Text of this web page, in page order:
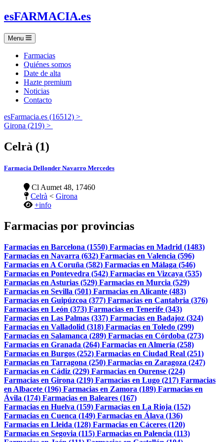
esFARMACIA.es
Menu
Farmacias
Quiénes somos
Date de alta
Hazte premium
Noticias
Contacto
esFarmacia.es (16512) >
Girona (219) >
Celrà (1)
Farmacia Dellonder Navarro Mercedes
Cl Aumet 48, 17460
Celrà < Girona
+info
Farmacias por provincias
Farmacias en Barcelona (1550) Farmacias en Madrid (1483)
Farmacias en Navarra (632) Farmacias en Valencia (596)
Farmacias en A Coruña (582) Farmacias en Málaga (546)
Farmacias en Pontevedra (542) Farmacias en Vizcaya (535)
Farmacias en Asturias (529) Farmacias en Murcia (529)
Farmacias en Sevilla (501) Farmacias en Alicante (483)
Farmacias en Guipúzcoa (377) Farmacias en Cantabria (376)
Farmacias en León (373) Farmacias en Tenerife (343)
Farmacias en Las Palmas (337) Farmacias en Badajoz (324)
Farmacias en Valladolid (318) Farmacias en Toledo (299)
Farmacias en Salamanca (289) Farmacias en Córdoba (273)
Farmacias en Granada (264) Farmacias en Almería (258)
Farmacias en Burgos (252) Farmacias en Ciudad Real (251)
Farmacias en Tarragona (250) Farmacias en Zaragoza (247)
Farmacias en Cádiz (229) Farmacias en Ourense (224)
Farmacias en Girona (219) Farmacias en Lugo (217) Farmacias
en Albacete (196) Farmacias en Zamora (189) Farmacias en
Ávila (174) Farmacias en Baleares (167)
Farmacias en Huelva (159) Farmacias en La Rioja (152)
Farmacias en Cuenca (149) Farmacias en Álava (136)
Farmacias en Lleida (128) Farmacias en Cáceres (120)
Farmacias en Segovia (115) Farmacias en Palencia (113)